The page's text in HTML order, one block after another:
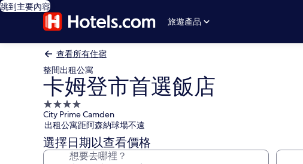
跳到主要內容
旅遊產品
查看所有住宿
整間出租公寓
卡姆登市首選飯店
4.0
星
級
住
宿
City Prime Camden
出租公寓距阿森納球場不遠
選擇日期以查看價格
想要去哪裡？